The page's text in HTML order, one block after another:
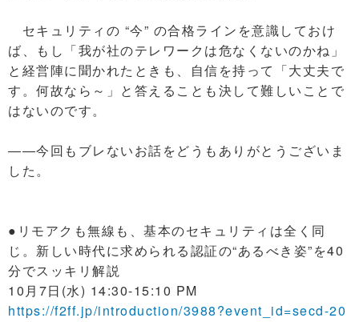
セキュリティの “今” の合格ラインを意識しておけ
ば、もし「我が社のテレワークは危なくないのかね」
と経営陣に聞かれたときも、自信を持って「大丈夫で
す。何故なら～」と答えることも決して難しいことで
はないのです。
――今回もブレないお話をどうもありがとうございま
した。
●リモアクも無線も、基本のセキュリティは全く同
じ。新しい時代に求められる認証の“あるべき姿”を40
分でスッキリ解説
10月7日(水) 14:30-15:10 PM
https://f2ff.jp/introduction/3988?event_id=secd-20